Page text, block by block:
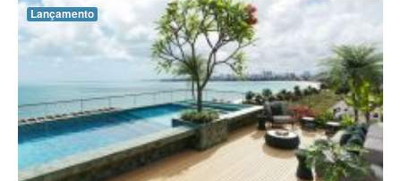
Lançamento